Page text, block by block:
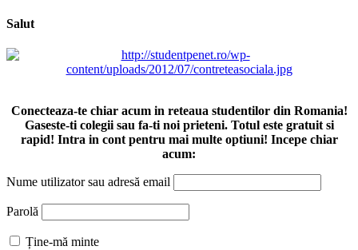
Salut
Conecteaza-te chiar acum in reteaua studentilor din Romania!
Gaseste-ti colegii sau fa-ti noi prieteni. Totul este gratuit si
rapid! Intra in cont pentru mai multe optiuni! Incepe chiar
acum:
Nume utilizator sau adresă email
Parolă
Ține-mă minte